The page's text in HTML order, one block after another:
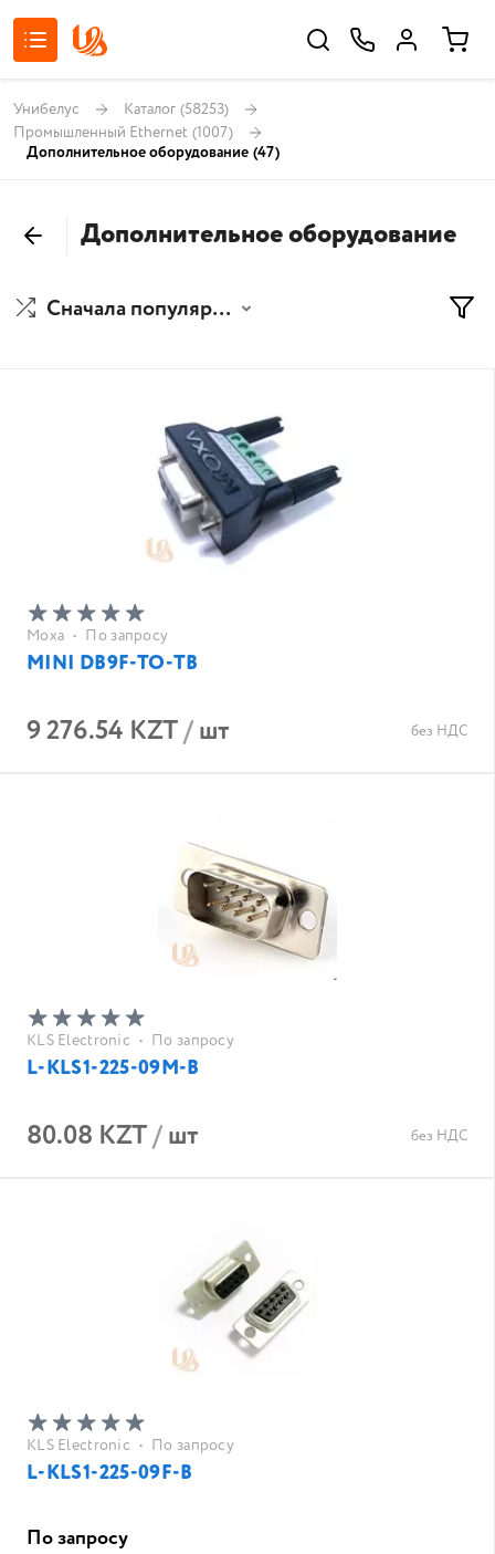
Унибелус Каталог (58253)
Промышленный Ethernet (1007)
Дополнительное оборудование (47)
Дополнительное оборудование
Сначала популярные
Moxa • По запросу
MINI DB9F-TO-TB
9 276.54 KZT/шт без НДС
KLS Electronic • По запросу
L-KLS1-225-09M-B
80.08 KZT/шт без НДС
KLS Electronic • По запросу
L-KLS1-225-09F-B
По запросу